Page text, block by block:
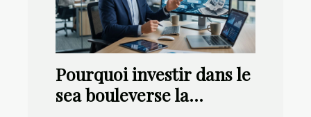
Pourquoi investir dans le
sea bouleverse la